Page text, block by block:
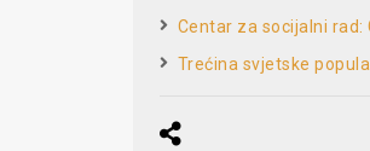
Centar za socijalni
Trećina svjetske